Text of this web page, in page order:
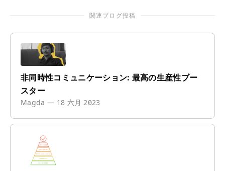
関連ブログ投稿
非同時性コミュニケーション: 最高の生産性ブー
スター
Magda — 18 六月 2023